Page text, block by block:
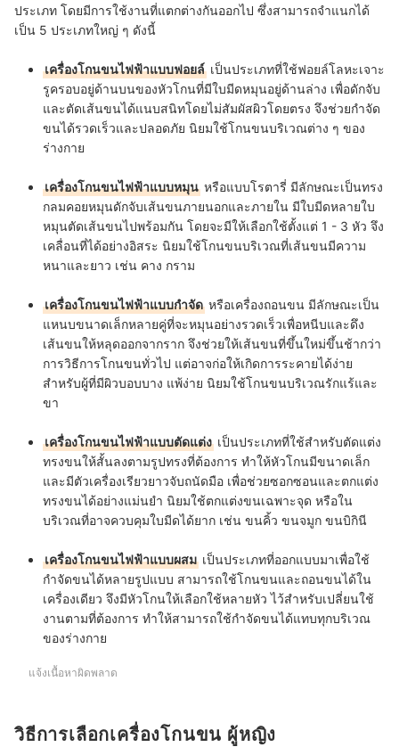
ประเภท โดยมีการใช้งานที่แตกต่างกันออกไป ซึ่งสามารถจำแนกได้
เป็น 5 ประเภทใหญ่ ๆ ดังนี้
เครื่องโกนขนไฟฟ้าแบบฟอยล์ เป็นประเภทที่ใช้ฟอยล์โลหะเจาะ
รูครอบอยู่ด้านบนของหัวโกนที่มีใบมีดหมุนอยู่ด้านล่าง เพื่อดักจับ
และตัดเส้นขนได้แนบสนิทโดยไม่สัมผัสผิวโดยตรง จึงช่วยกำจัด
ขนได้รวดเร็วและปลอดภัย นิยมใช้โกนขนบริเวณต่าง ๆ ของ
ร่างกาย
เครื่องโกนขนไฟฟ้าแบบหมุน หรือแบบโรตารี่ มีลักษณะเป็นทรง
กลมคอยหมุนดักจับเส้นขนภายนอกและภายใน มีใบมีดหลายใบ
หมุนตัดเส้นขนไปพร้อมกัน โดยจะมีให้เลือกใช้ตั้งแต่ 1 - 3 หัว จึง
เคลื่อนที่ได้อย่างอิสระ นิยมใช้โกนขนบริเวณที่เส้นขนมีความ
หนาและยาว เช่น คาง กราม
เครื่องโกนขนไฟฟ้าแบบกำจัด หรือเครื่องถอนขน มีลักษณะเป็น
แหนบขนาดเล็กหลายคู่ที่จะหมุนอย่างรวดเร็วเพื่อหนีบและดึง
เส้นขนให้หลุดออกจากราก จึงช่วยให้เส้นขนที่ขึ้นใหม่ขึ้นช้ากว่า
การวิธีการโกนขนทั่วไป แต่อาจก่อให้เกิดการระคายได้ง่าย
สำหรับผู้ที่มีผิวบอบบาง แพ้ง่าย นิยมใช้โกนขนบริเวณรักแร้และ
ขา
เครื่องโกนขนไฟฟ้าแบบตัดแต่ง เป็นประเภทที่ใช้สำหรับตัดแต่ง
ทรงขนให้สั้นลงตามรูปทรงที่ต้องการ ทำให้หัวโกนมีขนาดเล็ก
และมีตัวเครื่องเรียวยาวจับถนัดมือ เพื่อช่วยซอกซอนและตกแต่ง
ทรงขนได้อย่างแม่นยำ นิยมใช้ตกแต่งขนเฉพาะจุด หรือใน
บริเวณที่อาจควบคุมใบมีดได้ยาก เช่น ขนคิ้ว ขนจมูก ขนบิกินี
เครื่องโกนขนไฟฟ้าแบบผสม เป็นประเภทที่ออกแบบมาเพื่อใช้
กำจัดขนได้หลายรูปแบบ สามารถใช้โกนขนและถอนขนได้ใน
เครื่องเดียว จึงมีหัวโกนให้เลือกใช้หลายหัว ไว้สำหรับเปลี่ยนใช้
งานตามที่ต้องการ ทำให้สามารถใช้กำจัดขนได้แทบทุกบริเวณ
ของร่างกาย
แจ้งเนื้อหาผิดพลาด
วิธีการเลือกเครื่องโกนขน ผู้หญิง